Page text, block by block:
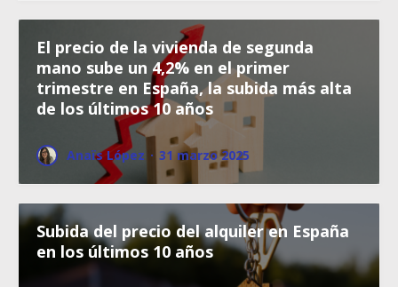
El precio de la vivienda de segunda
mano sube un 4,2% en el primer
trimestre en España, la subida más alta
de los últimos 10 años
Anaïs López · 31 marzo 2025
Subida del precio del alquiler en España
en los últimos 10 años